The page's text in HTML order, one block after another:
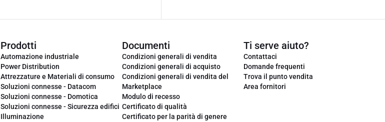
Prodotti
Automazione industriale
Power Distribution
Attrezzature e Materiali di consumo
Soluzioni connesse - Datacom
Soluzioni connesse - Domotica
Soluzioni connesse - Sicurezza edifici
Illuminazione
Documenti
Condizioni generali di vendita
Condizioni generali di acquisto
Condizioni generali di vendita del
Marketplace
Modulo di recesso
Certificato di qualità
Certificato per la parità di genere
Ti serve aiuto?
Contattaci
Domande frequenti
Trova il punto vendita
Area fornitori